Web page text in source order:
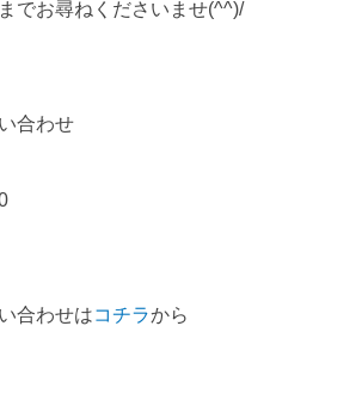
でお尋ねくださいませ(^^)/
合わせ
合わせはコチラから